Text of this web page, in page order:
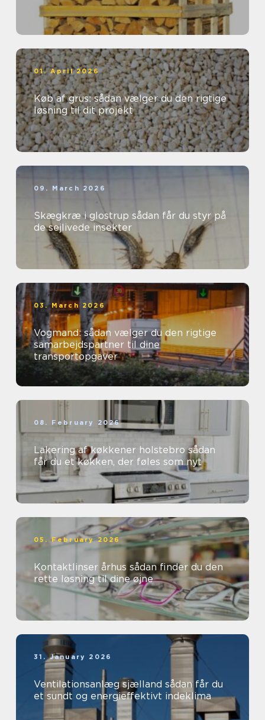
01. April 2026
Køb af grus: sådan vælger du den rigtige
løsning til dit projekt
09. March 2026
Skægkræ i glostrup sådan får du styr på
de sejlivede insekter
03. March 2026
Vogmand: sådan vælger du den rigtige
samarbejdspartner til dine
transportopgaver
08. February 2026
Lakering af køkkener holstebro sådan
får du et køkken, der føles som nyt
05. February 2026
Kontaktlinser århus sådan finder du den
rette løsning til dine øjne
31. January 2026
Ventilationsanlæg sjælland sådan får du
et sundt og energieffektivt indeklima